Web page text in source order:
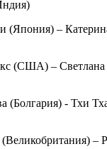
(Япония) –
(США) – Светлана
(Болгария) - Тхи
–